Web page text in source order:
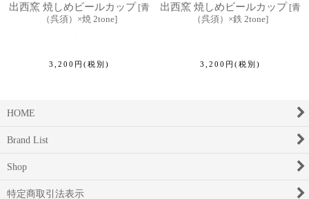
出西窯 焼しめビールカップ [青
（呉須）×焼 2tone]
3,200 円 (税別)
出西窯 焼しめビールカップ [青
（呉須）×鉄 2tone]
3,200 円 (税別)
HOME
Brand List
Shop
特定商取引法表示